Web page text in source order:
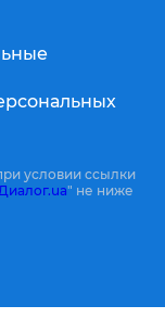
условии ссылки
" не ниже